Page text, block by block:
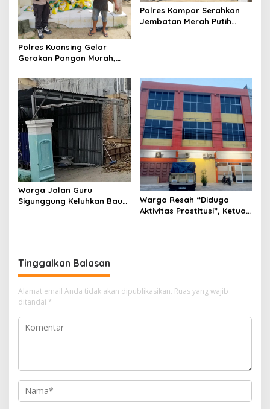
Polres Kuansing Gelar
Gerakan Pangan Murah,
SPHP untuk Masyarakat
Polres Kampar Serahkan
Jembatan Merah Putih
Warga Jalan Guru
Sigunggung Keluhkan Bau
Warga Resah “Diduga
Aktivitas Prostitusi”, Ketua
Tinggalkan Balasan
Alamat email Anda tidak akan dipublikasikan. Ruas yang wajib
ditandai *